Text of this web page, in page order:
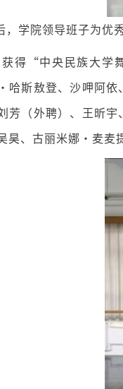
，学院领导班子为优
得“中央民族大学舞
哈斯敖登、沙呷阿依
芳（外聘）、王昕
昊、古丽米娜·麦麦